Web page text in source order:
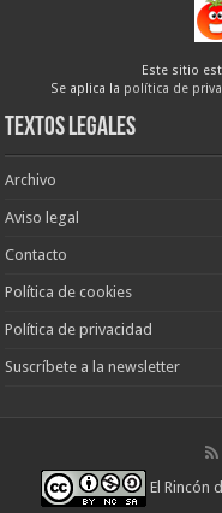
Este sitio
Se aplica la política de
Textos legales
Archivo
Aviso legal
Contacto
Política de cookies
Política de privacidad
Suscríbete a la newsletter
El Rincón